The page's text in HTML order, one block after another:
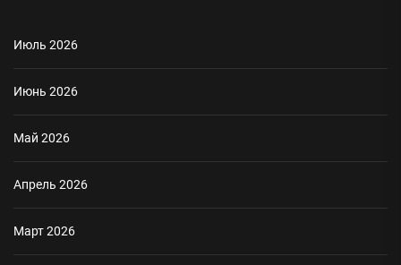
Июль 2026
Июнь 2026
Май 2026
Апрель 2026
Март 2026